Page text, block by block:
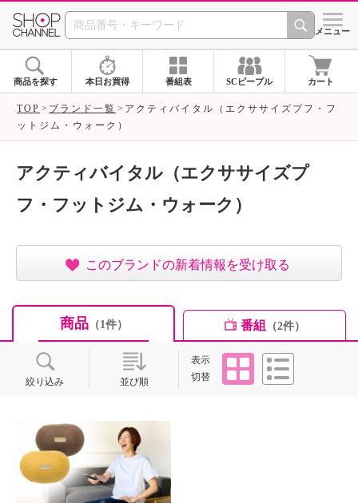
SHOP CHANNEL ショッ
メニュー
商品を探す 本日お買得 番組表 SCピープル カート
TOP ブランド一覧
アクティバイタル（エクササイズプフ・フ
ットジム・ウォーク）
アクティバイタル（エクササイズプ
フ・フットジム・ウォーク）
このブランドの新着情報を受け取る
商品（1件） 番組 （2件）
絞り込み 並び順
表示
切替
タイル